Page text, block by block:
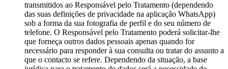
transmitidos ao Responsável pelo Tratamento (dependendo
das suas definições de privacidade na aplicação WhatsApp)
sob a forma da sua fotografia de perfil e do seu número de
telefone. O Responsável pelo Tratamento poderá solicitar-lhe
que forneça outros dados pessoais apenas quando for
necessário para responder à sua consulta ou tratar do assunto a
que o contacto se refere. Dependendo da situação, a base